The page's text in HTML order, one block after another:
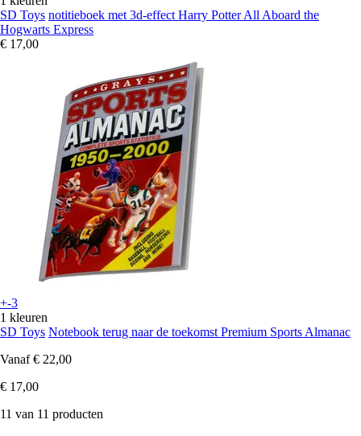
SD Toys notitieboek met 3d-effect Harry Potter All Aboard the
Hogwarts Express
€ 17,00
+-3
1 kleuren
SD Toys Notebook terug naar de toekomst Premium Sports Almanac
Vanaf € 22,00
€ 17,00
11 van 11 producten